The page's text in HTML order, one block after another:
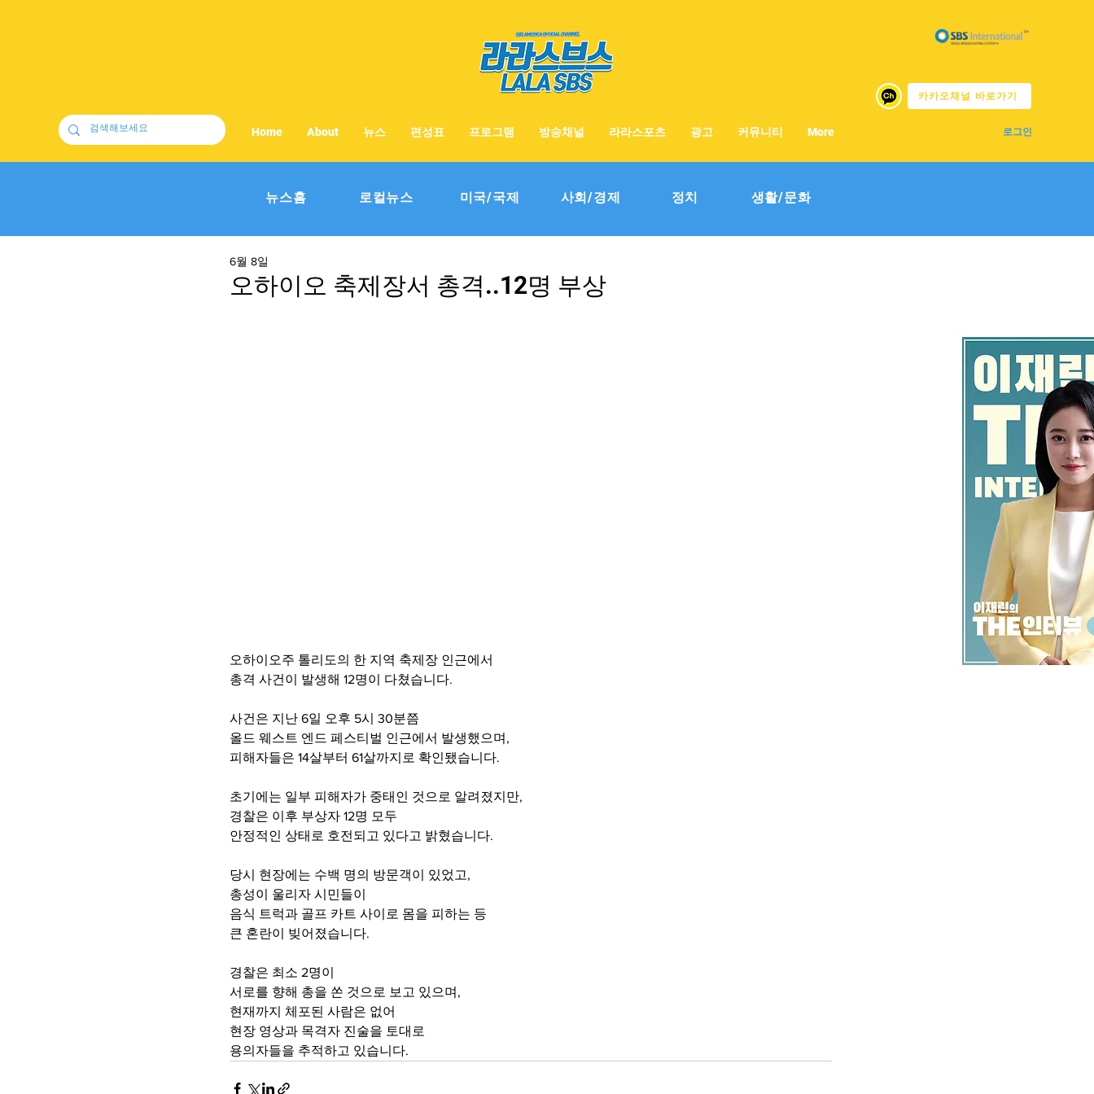
카카오채널 바로가기
로그인
Home About 뉴스 편성표 프로그램 방송채널 라라스포츠 광고 커뮤니티 More
뉴스홈 로컬뉴스 미국/국제 사회/경제 정치 생활/문화
오하이오 축제장서 총격..12명 부상
6월 8일
오하이오주 톨리도의 한 지역 축제장 인근에서
총격 사건이 발생해 12명이 다쳤습니다.
사건은 지난 6일 오후 5시 30분쯤
올드 웨스트 엔드 페스티벌 인근에서 발생했으며,
피해자들은 14살부터 61살까지로 확인됐습니다.
초기에는 일부 피해자가 중태인 것으로 알려졌지만,
경찰은 이후 부상자 12명 모두
안정적인 상태로 호전되고 있다고 밝혔습니다.
당시 현장에는 수백 명의 방문객이 있었고,
총성이 울리자 시민들이
음식 트럭과 골프 카트 사이로 몸을 피하는 등
큰 혼란이 빚어졌습니다.
경찰은 최소 2명이
서로를 향해 총을 쏜 것으로 보고 있으며,
현재까지 체포된 사람은 없어
현장 영상과 목격자 진술을 토대로
용의자들을 추적하고 있습니다.